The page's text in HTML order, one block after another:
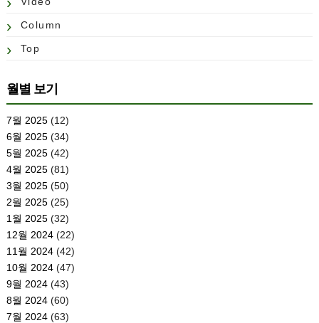
Column
Top
월별 보기
7월 2025(12)
6월 2025(34)
5월 2025(42)
4월 2025(81)
3월 2025(50)
2월 2025(25)
1월 2025(32)
12월 2024(22)
11월 2024(42)
10월 2024(47)
9월 2024(43)
8월 2024(60)
7월 2024(63)